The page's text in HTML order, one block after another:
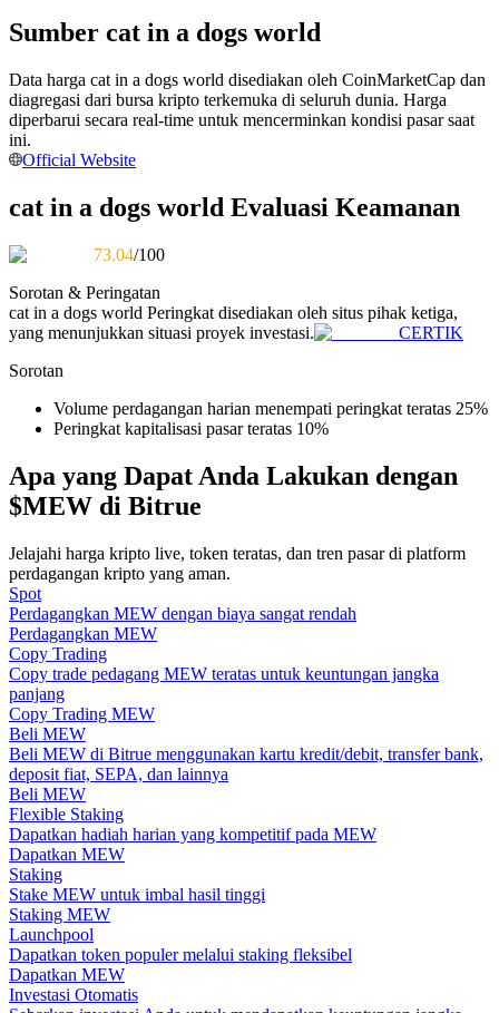
Menjadi Pedagang Salinan
Nikmati pembagian keuntungan dan komisi copy trading
Informasi
Analisis data besar termasuk info perdagangan, dll.
Memandu
Strategi perdagangan
Pelajari cara untuk tetap menghasilkan keuntungan
Sumber cat in a dogs world
Data harga cat in a dogs world disediakan oleh CoinMarketCap dan
diagregasi dari bursa kripto terkemuka di seluruh dunia. Harga
diperbarui secara real-time untuk mencerminkan kondisi pasar saat
ini.
Official Website
cat in a dogs world Evaluasi Keamanan
73.04/100
Sorotan & Peringatan
cat in a dogs world Peringkat disediakan oleh situs pihak ketiga,
yang menunjukkan situasi proyek investasi.
CERTIK
Sorotan
Volume perdagangan harian menempati peringkat teratas 25%
Peringkat kapitalisasi pasar teratas 10%
Apa yang Dapat Anda Lakukan dengan
$MEW di Bitrue
Jelajahi harga kripto live, token teratas, dan tren pasar di platform
perdagangan kripto yang aman.
Spot
Perdagangkan MEW dengan biaya sangat rendah
Perdagangkan MEW
Copy Trading
Copy trade pedagang MEW teratas untuk keuntungan jangka
panjang
Copy Trading MEW
Beli MEW
Beli MEW di Bitrue menggunakan kartu kredit/debit, transfer bank,
deposit fiat, SEPA, dan lainnya
Beli MEW
Flexible Staking
Dapatkan hadiah harian yang kompetitif pada MEW
Dapatkan MEW
Staking
Stake MEW untuk imbal hasil tinggi
Staking MEW
Launchpool
Dapatkan token populer melalui staking fleksibel
Dapatkan MEW
Investasi Otomatis